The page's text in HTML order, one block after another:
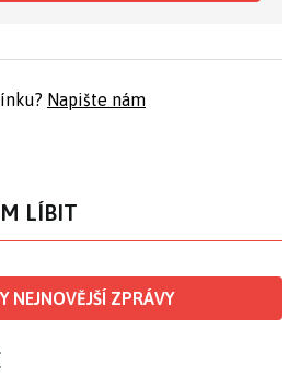
Napište nám
LÍBIT
NEJNOVĚJŠÍ ZPRÁVY